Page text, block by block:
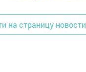
на страницу новости